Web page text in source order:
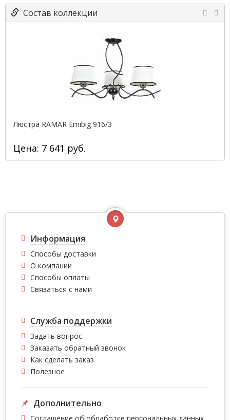
Состав коллекции
Люстра RAMAR Emibig 916/3
Цена: 7 641 руб.
Информация
Способы доставки
О компании
Способы оплаты
Связаться с нами
Служба поддержки
Задать вопрос
Заказать обратный звонок
Как сделать заказ
Полезное
Дополнительно